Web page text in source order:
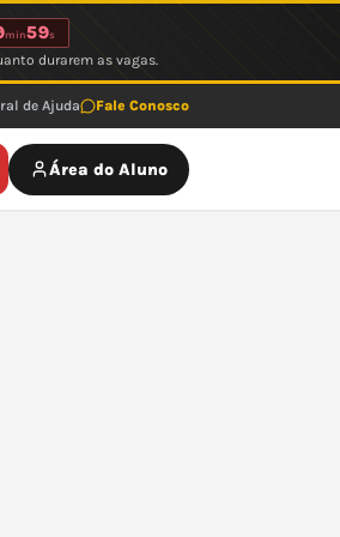
min59s
durarem as vagas.
de Ajuda Fale Conosco
Área do Aluno